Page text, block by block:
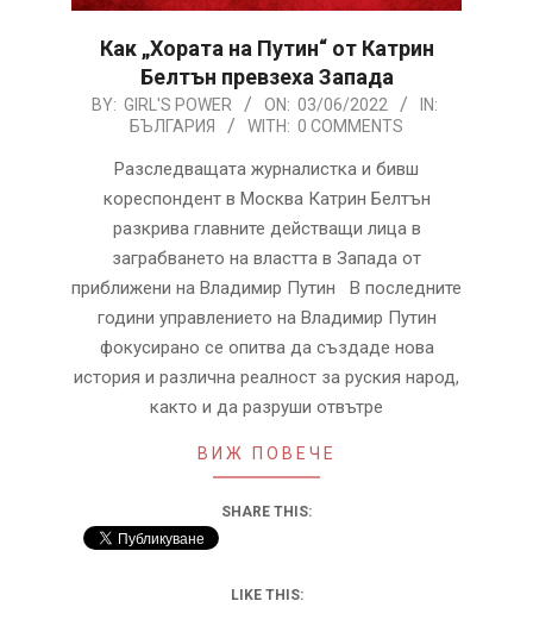
Как „Хората на Путин“ от Катрин
Белтън превзеха Запада
2022-
BY: GIRL'S POWER ON: 03/06/2022
IN:
БЪЛГАРИЯ
WITH: 0 COMMENTS
Разследващата журналистка и бивш
кореспондент в Москва Катрин Белтън
разкрива главните действащи лица в
заграбването на властта в Запада от
приближени на Владимир Путин В последните
години управлението на Владимир Путин
фокусирано се опитва да създаде нова
история и различна реалност за руския народ,
както и да разруши отвътре
ВИЖ ПОВЕЧЕ
SHARE THIS:
LIKE THIS: